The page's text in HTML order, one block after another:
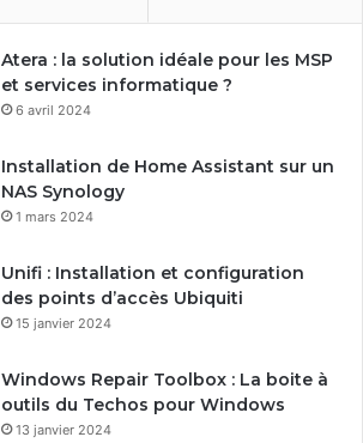
Atera : la solution idéale pour les MSP
et services informatique ?
6 avril 2024
Installation de Home Assistant sur un
NAS Synology
1 mars 2024
Unifi : Installation et configuration
des points d’accès Ubiquiti
15 janvier 2024
Windows Repair Toolbox : La boite à
outils du Techos pour Windows
13 janvier 2024